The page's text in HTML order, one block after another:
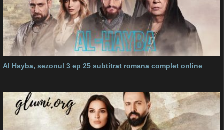
Al Hayba, sezonul 3 ep 25 subtitrat romana complet online